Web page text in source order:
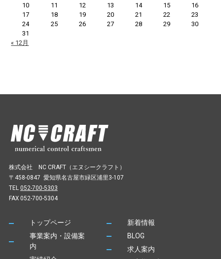
10
11 12 13 14 15
16
17
18 19 20 21 22
23
24
25 26 27 28 29
30
31
« 12月
株式会社 NC CRAFT（エヌシークラフト）
〒458-0847 愛知県名古屋市緑区浦里3-107
TEL 052-700-5303
FAX 052-700-5304
トップページ
事業案内・設備案
内
新着情報
BLOG
求人案内